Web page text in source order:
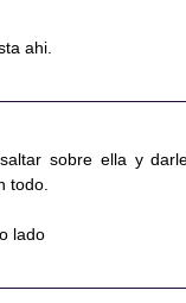
ahi.
sobre ella y
todo.
lado